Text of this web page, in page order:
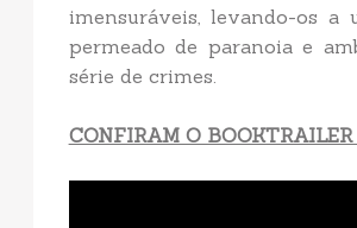
imensuráveis, levando-os a
permeado de paranoia e
série de crimes.
CONFIRAM O BOOKTRAILER